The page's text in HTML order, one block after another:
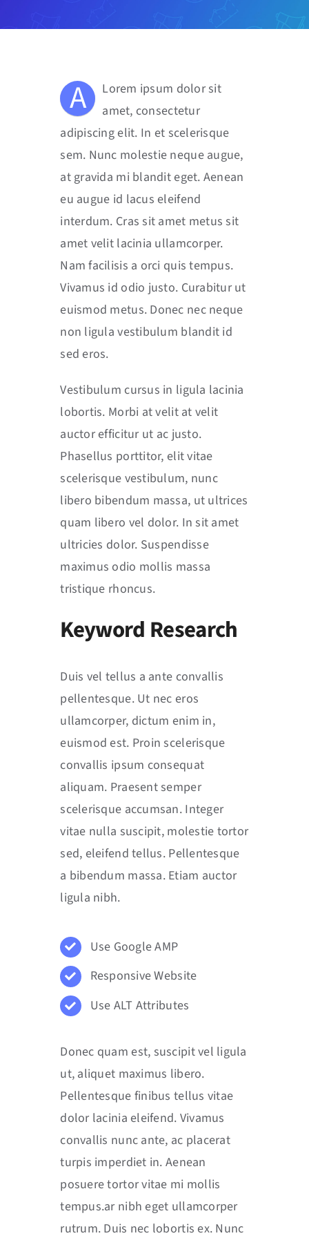
A
Lorem ipsum dolor sit
amet, consectetur
adipiscing elit. In et scelerisque
sem. Nunc molestie neque augue,
at gravida mi blandit eget. Aenean
eu augue id lacus eleifend
interdum. Cras sit amet metus sit
amet velit lacinia ullamcorper.
Nam facilisis a orci quis tempus.
Vivamus id odio justo. Curabitur ut
euismod metus. Donec nec neque
non ligula vestibulum blandit id
sed eros.
Vestibulum cursus in ligula lacinia
lobortis. Morbi at velit at velit
auctor efficitur ut ac justo.
Phasellus porttitor, elit vitae
scelerisque vestibulum, nunc
libero bibendum massa, ut ultrices
quam libero vel dolor. In sit amet
ultricies dolor. Suspendisse
maximus odio mollis massa
tristique rhoncus.
Keyword Research
Duis vel tellus a ante convallis
pellentesque. Ut nec eros
ullamcorper, dictum enim in,
euismod est. Proin scelerisque
convallis ipsum consequat
aliquam. Praesent semper
scelerisque accumsan. Integer
vitae nulla suscipit, molestie tortor
sed, eleifend tellus. Pellentesque
a bibendum massa. Etiam auctor
ligula nibh.
Use Google AMP
Responsive Website
Use ALT Attributes
Donec quam est, suscipit vel ligula
ut, aliquet maximus libero.
Pellentesque finibus tellus vitae
dolor lacinia eleifend. Vivamus
convallis nunc ante, ac placerat
turpis imperdiet in. Aenean
posuere tortor vitae mi mollis
tempus.ar nibh eget ullamcorper
rutrum. Duis nec lobortis ex. Nunc